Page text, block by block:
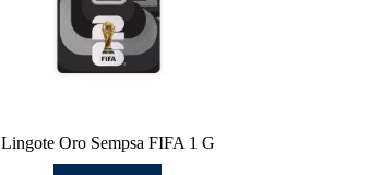
Lingote Oro Sempsa FIFA 1 G